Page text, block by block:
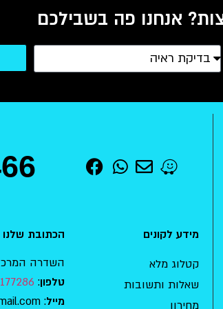
אנחנו פה בשבילכם
מידע לקונים
קטלוג מלא
שאלות ותשובות
מחירון
הכתובת שלנו
השדרה המרכזית 15 , מודיעין-
טלפון:
מייל: mishkafaim.ad.habait@gmail.com